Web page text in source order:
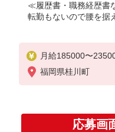
≪履歴書・職務経歴書
転勤もないので腰を据
月給185000〜
福岡県桂川町
応募画